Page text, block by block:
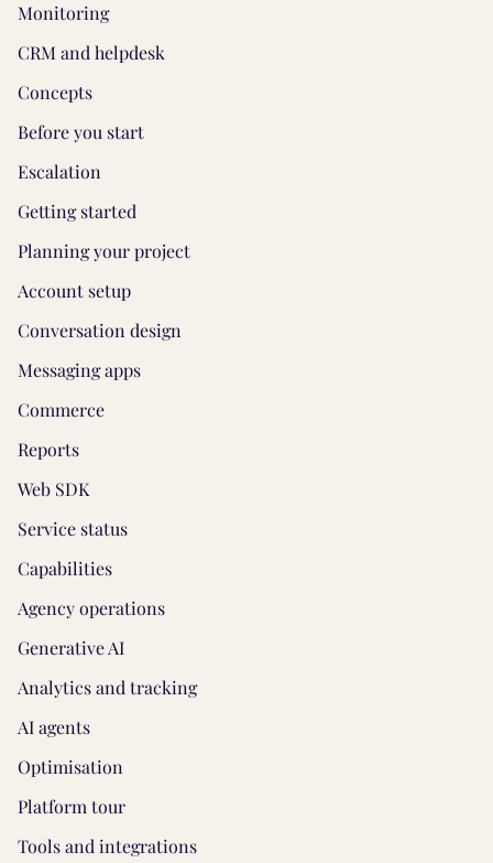
Monitoring
CRM and helpdesk
Concepts
Before you start
Escalation
Getting started
Planning your project
Account setup
Conversation design
Messaging apps
Commerce
Reports
Web SDK
Service status
Capabilities
Agency operations
Generative AI
Analytics and tracking
AI agents
Optimisation
Platform tour
Tools and integrations